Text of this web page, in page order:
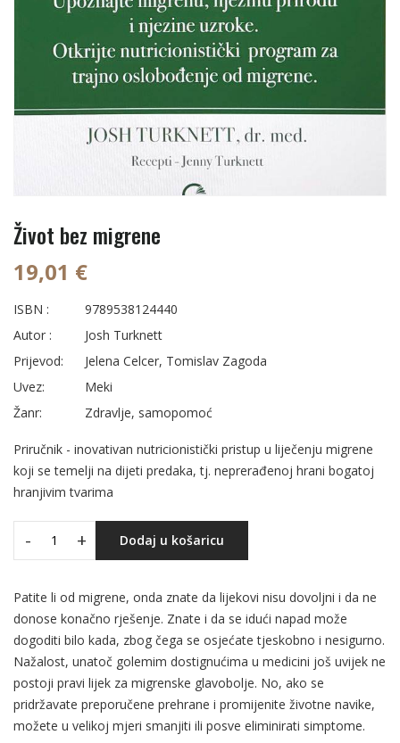
Život bez migrene
19,01 €
ISBN :
9789538124440
Autor :
Josh Turknett
Prijevod:
Jelena Celcer, Tomislav Zagoda
Uvez:
Meki
Žanr:
Zdravlje, samopomoć
Priručnik - inovativan nutricionistički pristup u liječenju migrene
koji se temelji na dijeti predaka, tj. neprerađenoj hrani bogatoj
hranjivim tvarima
- + Dodaj u košaricu
Patite li od migrene, onda znate da lijekovi nisu dovoljni i da ne
donose konačno rješenje. Znate i da se idući napad može
dogoditi bilo kada, zbog čega se osjećate tjeskobno i nesigurno.
Nažalost, unatoč golemim dostignućima u medicini još uvijek ne
postoji pravi lijek za migrenske glavobolje. No, ako se
pridržavate preporučene prehrane i promijenite životne navike,
možete u velikoj mjeri smanjiti ili posve eliminirati simptome.